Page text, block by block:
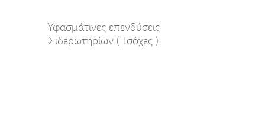
Υφασμάτινες επενδύσεις
Σιδερωτηρίων ( Τσόχες )